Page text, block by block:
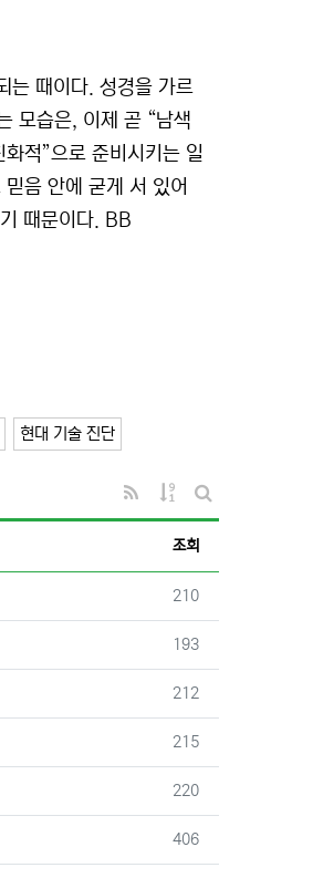
는 때이다. 성경을 가르
모습은, 이제 곧 “남색
적”으로 준비시키는 일
음 안에 굳게 서 있어
때문이다. BB
현대 기술 진단
RSS
게시물 정렬
게시판 검색
조회
조회
210
조회
193
조회
212
조회
215
조회
220
조회
406